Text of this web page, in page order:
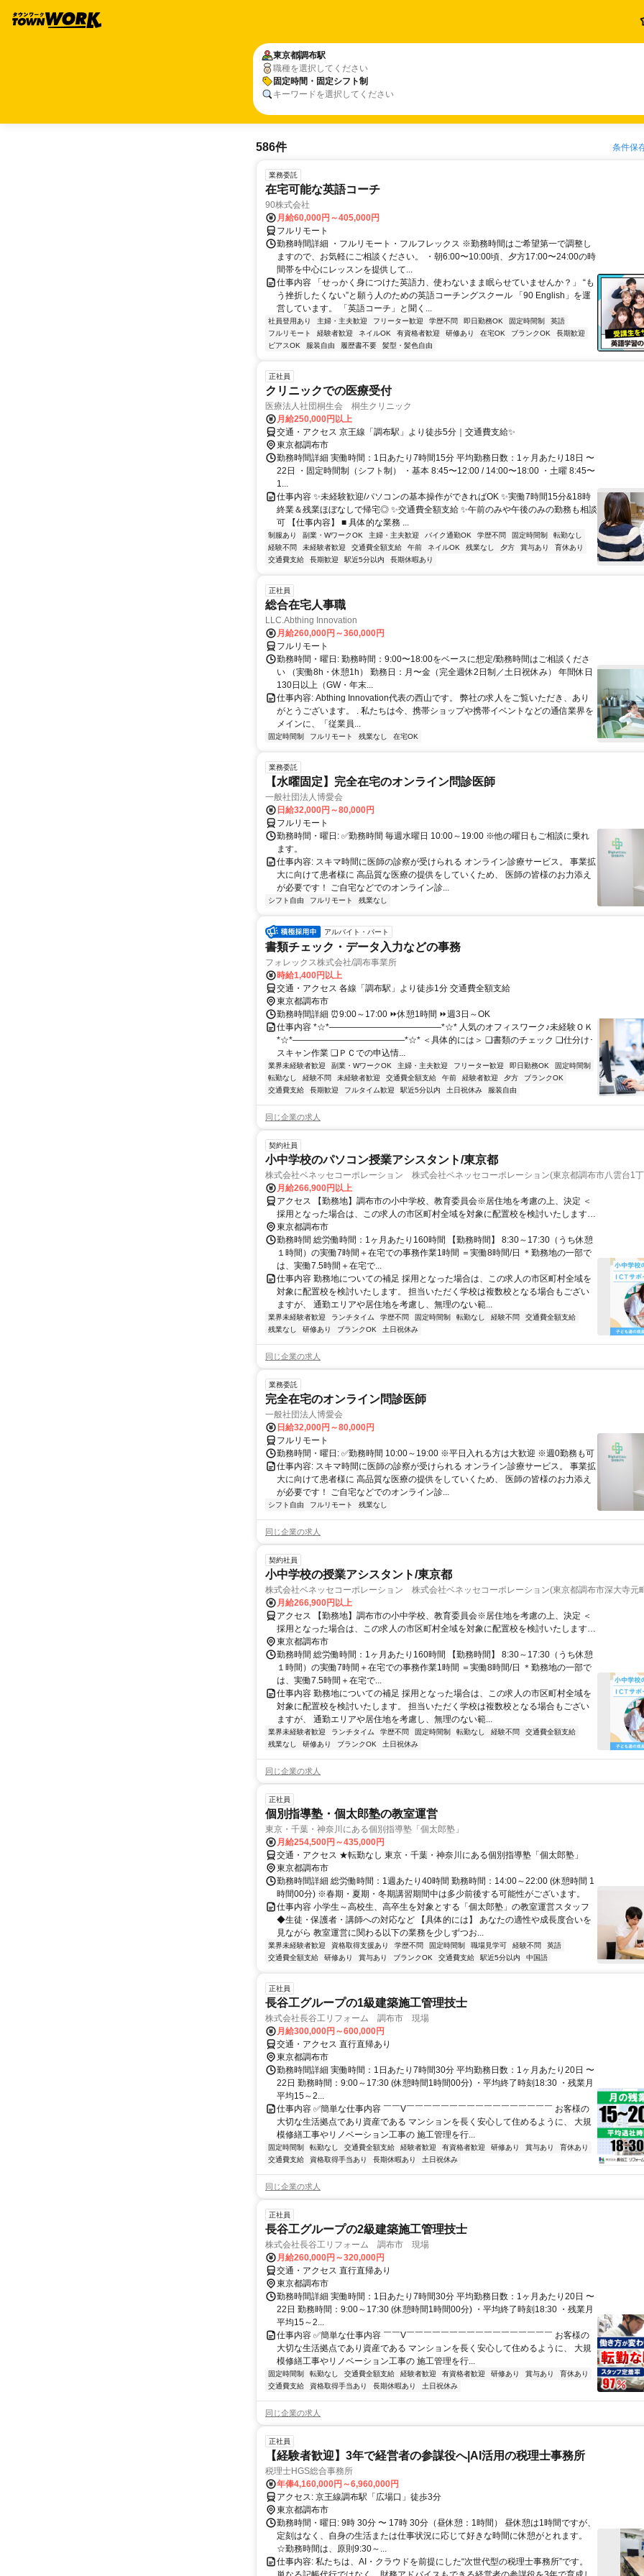
東京都調布駅
職種を選択してください
固定時間・固定シフト制
キーワードを選択してください
586件 条件保
業務委託
在宅可能な英語コーチ
90株式会社
月給60,000円～405,000円
フルリモート
勤務時間詳細 ・フルリモート・フルフレックス ※勤務時間はご希望第一で調整し
ますので、お気軽にご相談ください。 ・朝6:00〜10:00頃、夕方17:00〜24:00の時
間帯を中心にレッスンを提供して...
仕事内容 「せっかく身につけた英語力、使わないまま眠らせていませんか？」 “も
う挫折したくない”と願う人のための英語コーチングスクール 「90 English」を運
営しています。 「英語コーチ」と聞く...
社員登用あり 主婦・主夫歓迎 フリーター歓迎 学歴不問 即日勤務OK 固定時間制
英語
フルリモート
経験者歓迎 ネイルOK 有資格者歓迎 研修あり 在宅OK ブランクOK
長期歓迎
ピアスOK
服装自由 履歴書不要 髪型・髪色自由
正社員
クリニックでの医療受付
医療法人社団桐生会 桐生クリニック
月給250,000円以上
交通・アクセス 京王線「調布駅」より徒歩5分｜交通費支給✨
東京都調布市
勤務時間詳細 実働時間：1日あたり7時間15分 平均勤務日数：1ヶ月あたり18日 〜
22日 ・固定時間制（シフト制） ・基本 8:45〜12:00 / 14:00〜18:00 ・土曜 8:45〜
1...
仕事内容 ✨未経験歓迎/パソコンの基本操作ができればOK ✨実働7時間15分&18時
終業＆残業ほぼなしで帰宅◎ ✨交通費全額支給 ✨午前のみや午後のみの勤務も相談
可 【仕事内容】 ■ 具体的な業務 ...
制服あり 副業・WワークOK 主婦・主夫歓迎 バイク通勤OK 学歴不問 固定時間制
転勤なし
経験不問
未経験者歓迎 交通費全額支給 午前 ネイルOK 残業なし 夕方 賞与あり
育休あり
交通費支給
長期歓迎 駅近5分以内 長期休暇あり
正社員
総合在宅人事職
LLC.Abthing Innovation
月給260,000円～360,000円
フルリモート
勤務時間・曜日: 勤務時間：9:00〜18:00をベースに想定/勤務時間はご相談くださ
い （実働8h・休憩1h） 勤務日：月〜金（完全週休2日制／土日祝休み） 年間休日
130日以上（GW・年末...
仕事内容: Abthing Innovation代表の西山です。 弊社の求人をご覧いただき、あり
がとうございます。 . 私たちは今、携帯ショップや携帯イベントなどの通信業界を
メインに、「従業員...
固定時間制 フルリモート 残業なし 在宅OK
業務委託
【水曜固定】完全在宅のオンライン問診医師
一般社団法人博愛会
日給32,000円～80,000円
フルリモート
勤務時間・曜日: ✅勤務時間 毎週水曜日 10:00～19:00 ※他の曜日もご相談に乗れ
ます。
仕事内容: スキマ時間に医師の診察が受けられる オンライン診療サービス。 事業拡
大に向けて患者様に 高品質な医療の提供をしていくため、 医師の皆様のお力添え
が必要です！ ご自宅などでのオンライン診...
シフト自由 フルリモート 残業なし
アルバイト・パート
書類チェック・データ入力などの事務
フォレックス株式会社/調布事業所
時給1,400円以上
交通・アクセス 各線「調布駅」より徒歩1分 交通費全額支給
東京都調布市
勤務時間詳細 ⏰9:00～17:00 ⏩休憩1時間 ⏩週3日～OK
仕事内容 *☆*―――――――――――――*☆* 人気のオフィスワーク♪未経験ＯＫ
*☆*―――――――――――――*☆* ＜具体的には＞ ❑書類のチェック ❑仕分け･
スキャン作業 ❑ＰＣでの申込情...
業界未経験者歓迎 副業・WワークOK 主婦・主夫歓迎 フリーター歓迎 即日勤務OK
固定時間制
転勤なし
経験不問 未経験者歓迎 交通費全額支給 午前 経験者歓迎 夕方
ブランクOK
交通費支給
長期歓迎 フルタイム歓迎 駅近5分以内 土日祝休み 服装自由
同じ企業の求人
契約社員
小中学校のパソコン授業アシスタント/東京都
株式会社ベネッセコーポレーション 株式会社ベネッセコーポレーション(東京都調布市八雲台1
月給266,900円以上
アクセス 【勤務地】調布市の小中学校、教育委員会※居住地を考慮の上、決定 ＜
採用となった場合は、この求人の市区町村全域を対象に配置校を検討いたします。
担当いただく学校は複数校となる場合もございますが、通勤エリアや居住地を考慮
し、無理のない範囲でご勤務いただけるよう、最終的にはご相談の上で決定いたし
ます。＞
東京都調布市
勤務時間 総労働時間：1ヶ月あたり160時間 【勤務時間】 8:30～17:30（うち休憩
１時間）の実働7時間＋在宅での事務作業1時間 ＝実働8時間/日 ＊勤務地の一部で
は、実働7.5時間＋在宅で...
仕事内容 勤務地についての補足 採用となった場合は、この求人の市区町村全域を
対象に配置校を検討いたします。 担当いただく学校は複数校となる場合もござい
ますが、 通勤エリアや居住地を考慮し、無理のない範...
業界未経験者歓迎 ランチタイム 学歴不問 固定時間制 転勤なし 経験不問
交通費全額支給
残業なし
研修あり ブランクOK 土日祝休み
同じ企業の求人
業務委託
完全在宅のオンライン問診医師
一般社団法人博愛会
日給32,000円～80,000円
フルリモート
勤務時間・曜日: ✅勤務時間 10:00～19:00 ※平日入れる方は大歓迎 ※週0勤務も可
仕事内容: スキマ時間に医師の診察が受けられる オンライン診療サービス。 事業拡
大に向けて患者様に 高品質な医療の提供をしていくため、 医師の皆様のお力添え
が必要です！ ご自宅などでのオンライン診...
シフト自由 フルリモート 残業なし
同じ企業の求人
契約社員
小中学校の授業アシスタント/東京都
株式会社ベネッセコーポレーション 株式会社ベネッセコーポレーション(東京都調布市深大寺元
月給266,900円以上
アクセス 【勤務地】調布市の小中学校、教育委員会※居住地を考慮の上、決定 ＜
採用となった場合は、この求人の市区町村全域を対象に配置校を検討いたします。
担当いただく学校は複数校となる場合もございますが、通勤エリアや居住地を考慮
し、無理のない範囲でご勤務いただけるよう、最終的にはご相談の上で決定いたし
ます。＞
東京都調布市
勤務時間 総労働時間：1ヶ月あたり160時間 【勤務時間】 8:30～17:30（うち休憩
１時間）の実働7時間＋在宅での事務作業1時間 ＝実働8時間/日 ＊勤務地の一部で
は、実働7.5時間＋在宅で...
仕事内容 勤務地についての補足 採用となった場合は、この求人の市区町村全域を
対象に配置校を検討いたします。 担当いただく学校は複数校となる場合もござい
ますが、 通勤エリアや居住地を考慮し、無理のない範...
業界未経験者歓迎 ランチタイム 学歴不問 固定時間制 転勤なし 経験不問
交通費全額支給
残業なし
研修あり ブランクOK 土日祝休み
同じ企業の求人
正社員
個別指導塾・個太郎塾の教室運営
東京・千葉・神奈川にある個別指導塾「個太郎塾」
月給254,500円～435,000円
交通・アクセス ★転勤なし 東京・千葉・神奈川にある個別指導塾「個太郎塾」
東京都調布市
勤務時間詳細 総労働時間：1週あたり40時間 勤務時間：14:00～22:00 (休憩時間 1
時間00分) ※春期・夏期・冬期講習期間中は多少前後する可能性がございます。
仕事内容 小学生～高校生、高卒生を対象とする「個太郎塾」の教室運営スタッフ
◆生徒・保護者・講師への対応など 【具体的には】 あなたの適性や成長度合いを
見ながら 教室運営に関わる以下の業務を少しずつお...
業界未経験者歓迎 資格取得支援あり 学歴不問 固定時間制 職場見学可 経験不問
英語
交通費全額支給
研修あり 賞与あり ブランクOK 交通費支給 駅近5分以内 中国語
正社員
長谷工グループの1級建築施工管理技士
株式会社長谷工リフォーム 調布市 現場
月給300,000円～600,000円
交通・アクセス 直行直帰あり
東京都調布市
勤務時間詳細 実働時間：1日あたり7時間30分 平均勤務日数：1ヶ月あたり20日 〜
22日 勤務時間：9:00～17:30 (休憩時間1時間00分) ・平均終了時刻18:30 ・残業月
平均15～2...
仕事内容 ✅簡単な仕事内容 ￣￣V￣￣￣￣￣￣￣￣￣￣￣￣￣￣￣￣￣ お客様の
大切な生活拠点であり資産である マンションを長く安心して住めるように、 大規
模修繕工事やリノベーション工事の 施工管理を行...
固定時間制 転勤なし 交通費全額支給 経験者歓迎 有資格者歓迎 研修あり 賞与あり
育休あり
交通費支給
資格取得手当あり 長期休暇あり 土日祝休み
同じ企業の求人
正社員
長谷工グループの2級建築施工管理技士
株式会社長谷工リフォーム 調布市 現場
月給260,000円～320,000円
交通・アクセス 直行直帰あり
東京都調布市
勤務時間詳細 実働時間：1日あたり7時間30分 平均勤務日数：1ヶ月あたり20日 〜
22日 勤務時間：9:00～17:30 (休憩時間1時間00分) ・平均終了時刻18:30 ・残業月
平均15～2...
仕事内容 ✅簡単な仕事内容 ￣￣V￣￣￣￣￣￣￣￣￣￣￣￣￣￣￣￣￣ お客様の
大切な生活拠点であり資産である マンションを長く安心して住めるように、 大規
模修繕工事やリノベーション工事の 施工管理を行...
固定時間制 転勤なし 交通費全額支給 経験者歓迎 有資格者歓迎 研修あり 賞与あり
育休あり
交通費支給
資格取得手当あり 長期休暇あり 土日祝休み
同じ企業の求人
正社員
【経験者歓迎】3年で経営者の参謀役へ|AI活用の税理士事務所
税理士HGS総合事務所
年俸4,160,000円～6,960,000円
アクセス: 京王線調布駅「広場口」徒歩3分
東京都調布市
勤務時間・曜日: 9時 30分 〜 17時 30分（昼休憩：1時間） 昼休憩は1時間ですが、
定刻はなく、自身の生活または仕事状況に応じて好きな時間に休憩がとれます。
☆勤務時間は、原則9:30～...
仕事内容: 私たちは、AI・クラウドを前提にした“次世代型の税理士事務所”です。